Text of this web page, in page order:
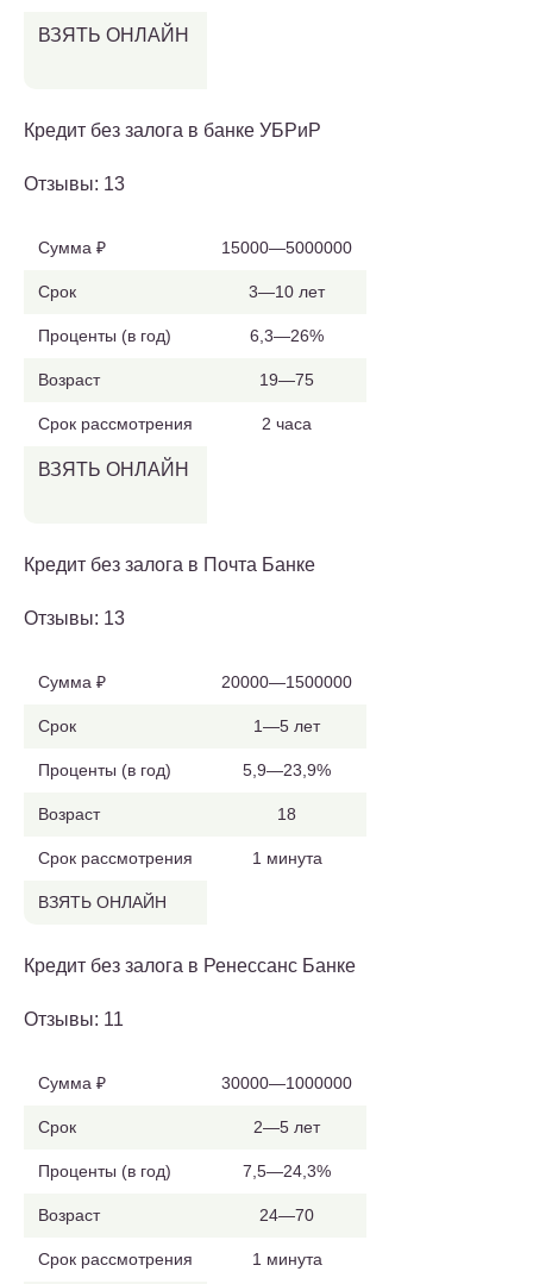
ВЗЯТЬ ОНЛАЙН
Кредит без залога в банке УБРиР
Отзывы: 13
Сумма ₽ 15000—5000000
Срок 3—10 лет
Проценты (в год) 6,3—26%
Возраст 19—75
Срок рассмотрения 2 часа
ВЗЯТЬ ОНЛАЙН
Кредит без залога в Почта Банке
Отзывы: 13
Сумма ₽ 20000—1500000
Срок 1—5 лет
Проценты (в год) 5,9—23,9%
Возраст 18
Срок рассмотрения 1 минута
ВЗЯТЬ ОНЛАЙН
Кредит без залога в Ренессанс Банке
Отзывы: 11
Сумма ₽ 30000—1000000
Срок 2—5 лет
Проценты (в год) 7,5—24,3%
Возраст 24—70
Срок рассмотрения 1 минута